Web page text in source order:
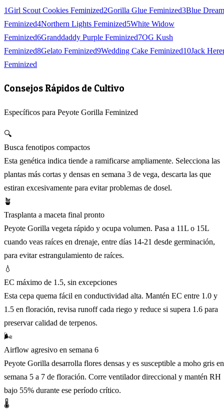
1Girl Scout Cookies Feminized2Gorilla Glue Feminized3Blue Dream
Feminized4Northern Lights Feminized5White Widow
Feminized6Granddaddy Purple Feminized7OG Kush
Feminized8Gelato Feminized9Wedding Cake Feminized10Jack
Feminized
Consejos Rápidos de Cultivo
Específicos para Peyote Gorilla Feminized
🔍
Busca fenotipos compactos
Esta genética indica tiende a ramificarse ampliamente. Selecciona las
plantas más cortas y densas en semana 3 de vega, descarta las que
estiran excesivamente para evitar problemas de dosel.
🪴
Trasplanta a maceta final pronto
Peyote Gorilla vegeta rápido y ocupa volumen. Pasa a 11L o 15L
cuando veas raíces en drenaje, entre días 14-21 desde germinación,
para evitar estrangulamiento de raíces.
💧
EC máximo de 1.5, sin excepciones
Esta cepa quema fácil en conductividad alta. Mantén EC entre 1.0 y
1.5 en floración, revisa runoff cada riego y reduce si supera 1.6 para
preservar calidad de terpenos.
🌬️
Airflow agresivo en semana 6
Peyote Gorilla desarrolla flores densas y es susceptible a moho gris en
semana 5 a 7 de floración. Corre ventilador direccional y mantén RH
bajo 55% durante ese período crítico.
🌡️